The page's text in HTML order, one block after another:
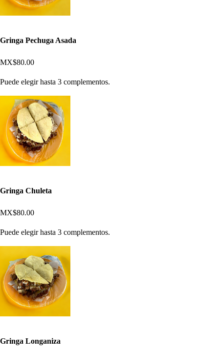
Gringa Pechuga Asada
MX$80.00
Puede elegir hasta 3 complementos.
Gringa Chuleta
MX$80.00
Puede elegir hasta 3 complementos.
Gringa Longaniza